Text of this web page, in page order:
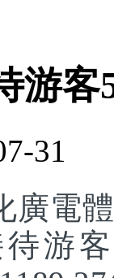
游客
31
廣電
游